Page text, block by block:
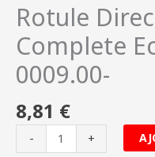
Rotule
Complete
0009.00-
8,81 €
- +